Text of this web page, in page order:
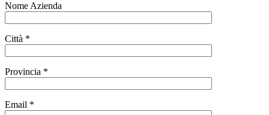
Nome Azienda
Città *
Provincia *
Email *